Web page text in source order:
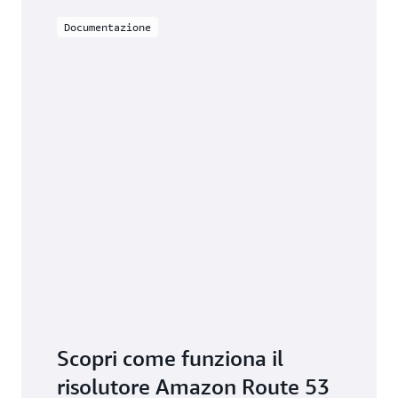
HTTPS (DoH).
Documentazione
Scopri come funziona il
risolutore Amazon Route 53